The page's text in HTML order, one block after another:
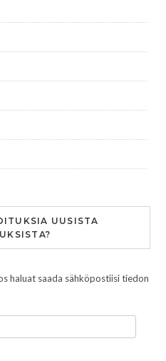
UUSISTA
haluat saada sähköpostiisi tiedon